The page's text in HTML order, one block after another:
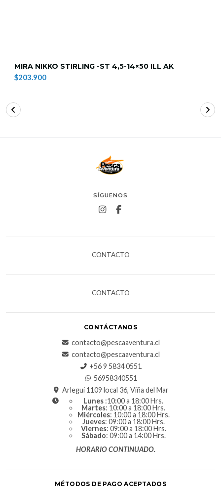
MIRA NIKKO STIRLING -ST 4,5-14×50 ILL AK
$203.900
SÍGUENOS
CONTACTO
CONTACTO
CONTÁCTANOS
contacto@pescaaventura.cl
contacto@pescaaventura.cl
+56 9 5834 0551
56958340551
Arlegui 1109 local 36, Viña del Mar
Lunes :10:00 a 18:00 Hrs.
Martes: 10:00 a 18:00 Hrs.
Miércoles: 10:00 a 18:00 Hrs.
Jueves: 09:00 a 18:00 Hrs.
Viernes: 09:00 a 18:00 Hrs.
Sábado: 09:00 a 14:00 Hrs.
HORARIO CONTINUADO.
MÉTODOS DE PAGO ACEPTADOS